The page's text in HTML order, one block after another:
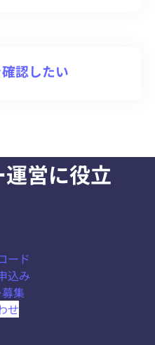
認したい
営に役立
ード
込み
集
せ